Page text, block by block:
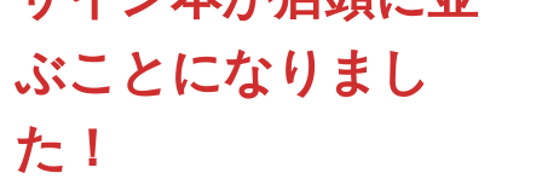
ぶことになりまし
た！